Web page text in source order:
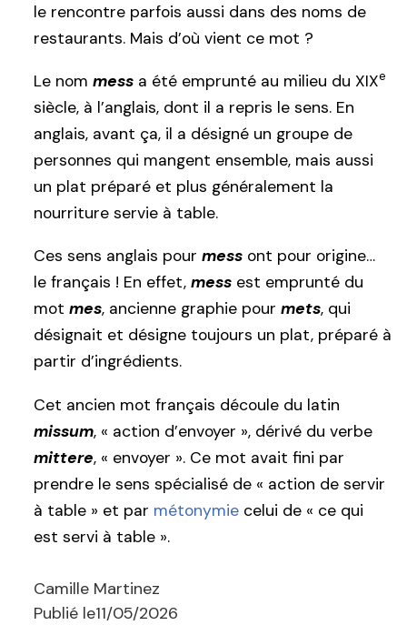
le rencontre parfois aussi dans des noms de
restaurants. Mais d’où vient ce mot ?
Le nom mess a été emprunté au milieu du XIXe
siècle, à l’anglais, dont il a repris le sens. En
anglais, avant ça, il a désigné un groupe de
personnes qui mangent ensemble, mais aussi
un plat préparé et plus généralement la
nourriture servie à table.
Ces sens anglais pour mess ont pour origine…
le français ! En effet, mess est emprunté du
mot mes, ancienne graphie pour mets, qui
désignait et désigne toujours un plat, préparé à
partir d’ingrédients.
Cet ancien mot français découle du latin
missum, « action d’envoyer », dérivé du verbe
mittere, « envoyer ». Ce mot avait fini par
prendre le sens spécialisé de « action de servir
à table » et par métonymie celui de « ce qui
est servi à table ».
Camille Martinez
Publié le11/05/2026